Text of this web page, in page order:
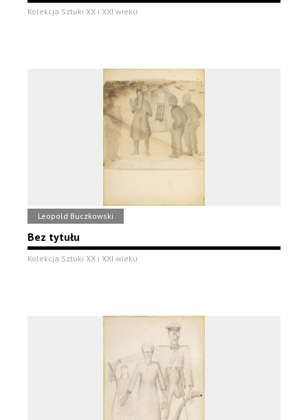
Kolekcja Sztuki XX i XXI wieku
Leopold Buczkowski
Bez tytułu
Kolekcja Sztuki XX i XXI wieku